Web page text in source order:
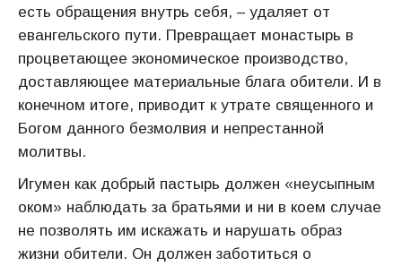
есть обращения внутрь себя, – удаляет от
евангельского пути. Превращает монастырь в
процветающее экономическое производство,
доставляющее материальные блага обители. И в
конечном итоге, приводит к утрате священного и
Богом данного безмолвия и непрестанной
молитвы.
Игумен как добрый пастырь должен «неусыпным
оком» наблюдать за братьями и ни в коем случае
не позволять им искажать и нарушать образ
жизни обители. Он должен заботиться о